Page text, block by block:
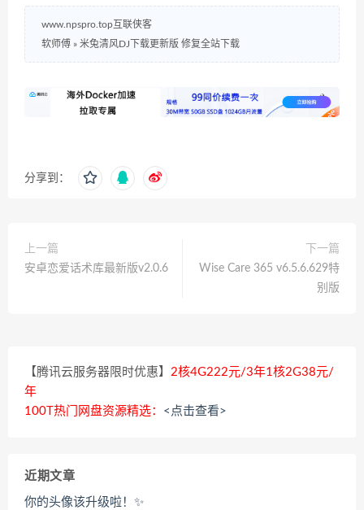
www.npspro.top互联侠客
软师傅 » 米兔清风DJ下载更新版 修复全站下载
分享到：
上一篇
安卓恋爱话术库最新版v2.0.6
下一篇
Wise Care 365 v6.5.6.629特
别版
【腾讯云服务器限时优惠】 2核4G222元/3年1核2G38元/
年
100T热门网盘资源精选： <点击查看>
近期文章
你的头像该升级啦！✨